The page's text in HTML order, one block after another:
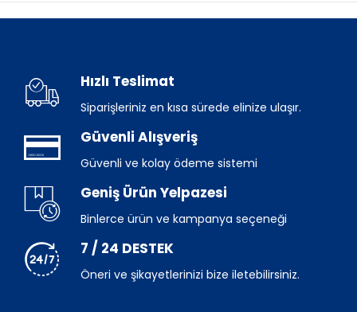
Hızlı Teslimat
Siparişleriniz en kısa sürede elinize ulaşır.
Güvenli Alışveriş
Güvenli ve kolay ödeme sistemi
Geniş Ürün Yelpazesi
Binlerce ürün ve kampanya seçeneği
7 / 24 DESTEK
Öneri ve şikayetlerinizi bize iletebilirsiniz.